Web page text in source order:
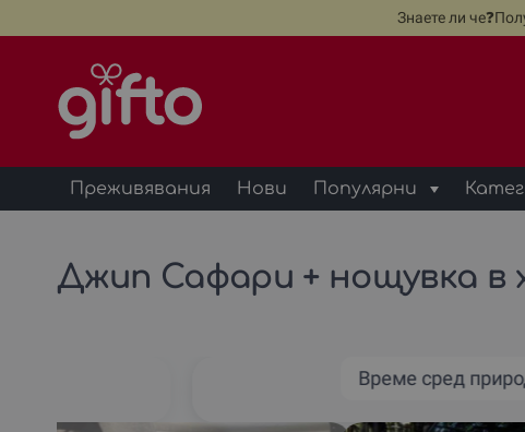
Знаете ли
Преживявания Нови Популярни
Джип Сафари + нощувка в
Време сред